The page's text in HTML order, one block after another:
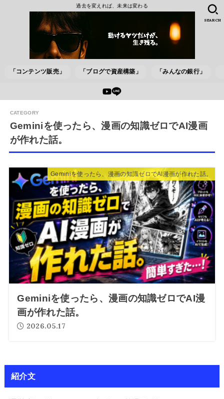
過去を変えれば、未来は変わる
「コンテンツ販売」 「ブログで資産構築」 「みんなの銀行」
SEARCH
Geminiを使ったら、漫画の知識ゼロでAI漫画
が作れた話。
Geminiを使ったら、漫画の知識ゼロでAI漫画が作れた話。
Geminiを使ったら、漫画の知識ゼロでAI漫
画が作れた話。
2026.05.17
紹介文